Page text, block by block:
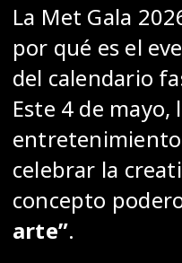
La Met Gala
por qué es el
del calendario
Este 4 de mayo,
celebrar la
concepto
arte”.